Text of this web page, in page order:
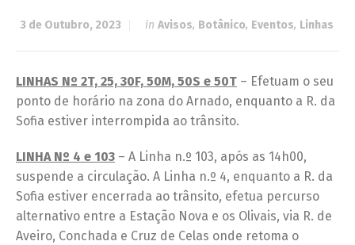
3 de Outubro, 2023 in Avisos, Botânico, Eventos, Linhas
LINHAS Nº 2T, 25, 30F, 50M, 50S e 50T – Efetuam o seu
ponto de horário na zona do Arnado, enquanto a R. da
Sofia estiver interrompida ao trânsito.
LINHA Nº 4 e 103 – A Linha n.º 103, após as 14h00,
suspende a circulação. A Linha n.º 4, enquanto a R. da
Sofia estiver encerrada ao trânsito, efetua percurso
alternativo entre a Estação Nova e os Olivais, via R. de
Aveiro, Conchada e Cruz de Celas onde retoma o